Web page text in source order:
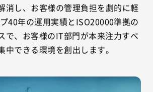
消し、お客様の管理負担を劇的に軽
40年の運用実績とISO20000準拠の
で、お客様のIT部門が本来注力すべ
中できる環境を創出します。